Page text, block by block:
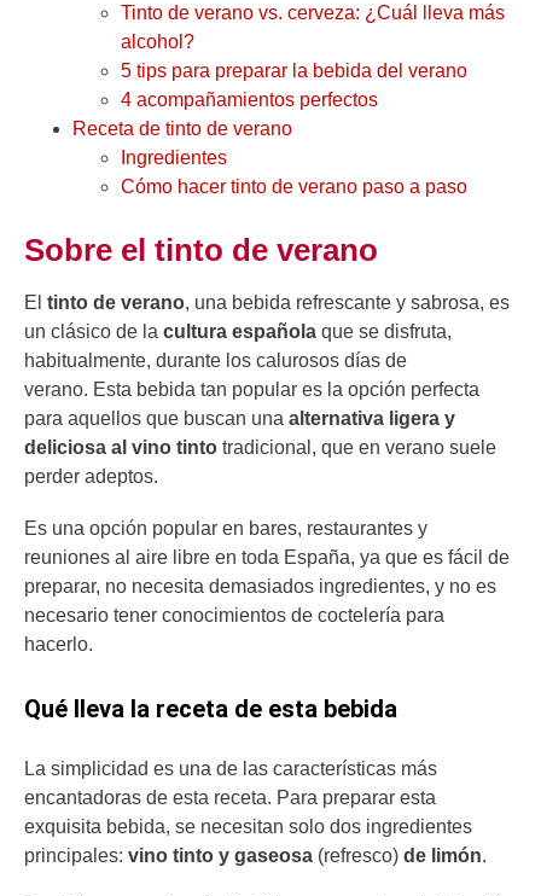
Tinto de verano vs. cerveza: ¿Cuál lleva más
alcohol?
5 tips para preparar la bebida del verano
4 acompañamientos perfectos
Receta de tinto de verano
Ingredientes
Cómo hacer tinto de verano paso a paso
Sobre el tinto de verano
El tinto de verano, una bebida refrescante y sabrosa, es
un clásico de la cultura española que se disfruta,
habitualmente, durante los calurosos días de
verano. Esta bebida tan popular es la opción perfecta
para aquellos que buscan una alternativa ligera y
deliciosa al vino tinto tradicional, que en verano suele
perder adeptos.
Es una opción popular en bares, restaurantes y
reuniones al aire libre en toda España, ya que es fácil de
preparar, no necesita demasiados ingredientes, y no es
necesario tener conocimientos de coctelería para
hacerlo.
Qué lleva la receta de esta bebida
La simplicidad es una de las características más
encantadoras de esta receta. Para preparar esta
exquisita bebida, se necesitan solo dos ingredientes
principales: vino tinto y gaseosa (refresco) de limón.